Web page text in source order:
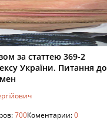
за статтею 369-2
України. Питання до
700Коментарии:0